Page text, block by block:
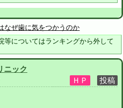
なぜ歯に気をつかうのか
等についてはランキングから外して
ニック